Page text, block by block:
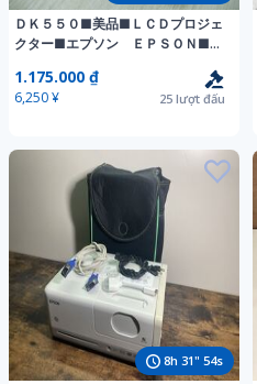
ＤＫ５５０■美品■ＬＣＤプロジェ
クター■エプソン ＥＰＳＯＮ■Ｅ
軽量■(80
1.175.000 ₫
6,250 ¥ 25 lượt đấu
8h 31" 53s